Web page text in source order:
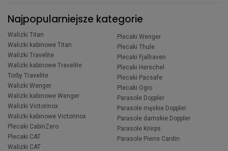
Najpopularniejsze kategorie
Walizki Titan
Walizki kabinowe Titan
Walizki Travelite
Walizki kabinowe Travelite
Torby Travelite
Walizki Wenger
Walizki kabinowe Wenger
Walizki Victorinox
Walizki kabinowe Victorinox
Plecaki CabinZero
Plecaki CAT
Walizki CAT
Plecaki Wenger
Plecaki Thule
Plecaki Fjallraven
Plecaki Herschel
Plecaki Pacsafe
Plecaki Ogio
Parasole Doppler
Parasole męskie Doppler
Parasole damskie Doppler
Parasole Knirps
Parasole Pierre Cardin